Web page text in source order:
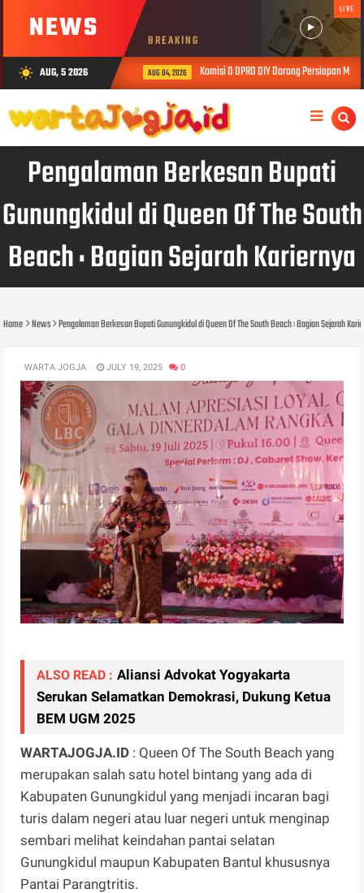
NEWS BREAKING
LIVE
wb_sunny AUG, 5 2026
Gelar Kajian Tepi Merapi AUG 04, 2026 Komisi D DPRD DIY Dorong Persiapan
Pengalaman Berkesan Bupati
Gunungkidul di Queen Of The South
Beach : Bagian Sejarah Kariernya
Home News Pengalaman Berkesan Bupati Gunungkidul di Queen Of The South Beach : Bagian Sejarah
WARTA JOGJA JULY 19, 2025 0
ALSO READ : Aliansi Advokat Yogyakarta
Serukan Selamatkan Demokrasi, Dukung Ketua
BEM UGM 2025
WARTAJOGJA.ID : Queen Of The South Beach yang
merupakan salah satu hotel bintang yang ada di
Kabupaten Gunungkidul yang menjadi incaran bagi
turis dalam negeri atau luar negeri untuk menginap
sembari melihat keindahan pantai selatan
Gunungkidul maupun Kabupaten Bantul khususnya
Pantai Parangtritis.